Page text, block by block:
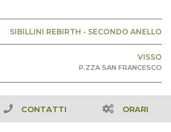
SIBILLINI REBIRTH - SECONDO ANELLO
VISSO
P.ZZA SAN FRANCESCO
CONTATTI ORARI